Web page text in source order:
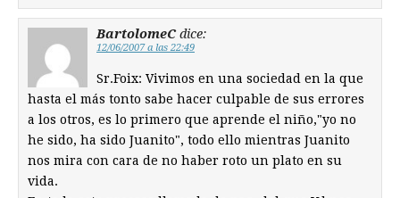
BartolomeC dice:
12/06/2007 a las 22:49
Sr.Foix: Vivimos en una sociedad en la que
hasta el más tonto sabe hacer culpable de sus errores
a los otros, es lo primero que aprende el niño,"yo no
he sido, ha sido Juanito", todo ello mientras Juanito
nos mira con cara de no haber roto un plato en su
vida.